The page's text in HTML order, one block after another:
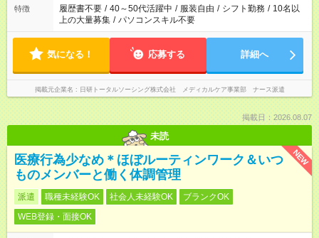
ません
特徴 履歴書不要 / 40～50代活躍中 / 服装自由 / シフト勤務 / 10名以
上の大量募集 / パソコンスキル不要
気になる！ 応募する 詳細へ
掲載元企業名 日研トータルソーシング株式会社 メディカルケア事業部 ナース派遣
掲載日：2026.08.07
未読
NEW
医療行為少なめ＊ほぼルーティンワーク＆いつ
ものメンバーと働く体調管理
派遣 職種未経験OK 社会人未経験OK
ブランクOK
WEB登録・面接OK